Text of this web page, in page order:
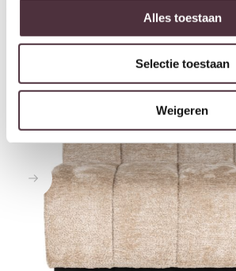
Selectie toestaan
Weigeren
Interessant voor jou